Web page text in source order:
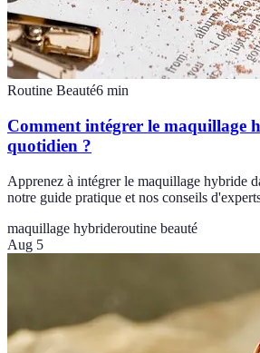
Routine Beauté6 min
Comment intégrer le maquillage
quotidien ?
Apprenez à intégrer le maquillage hybride
notre guide pratique et nos conseils
maquillage hybrideroutine beauté
Aug 5